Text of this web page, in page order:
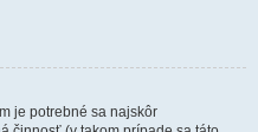
je potrebné sa najskôr